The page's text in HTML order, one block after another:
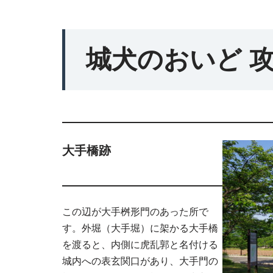
城犬のおいど
大手橋跡
この辺が大手桝形門のあった所で
す。外堀（大手堀）に架かる大手橋
を渡ると、内側に虎乱郭と名付ける
城内への表玄関口があり、大手門の